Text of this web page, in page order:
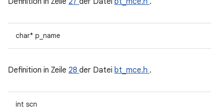
char* p_name
Definition in Zeile 28 der Datei bt_mce.h .
int scn